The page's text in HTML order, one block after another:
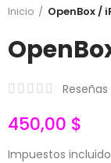
Inicio OpenBox /
450,00 $
Impuestos